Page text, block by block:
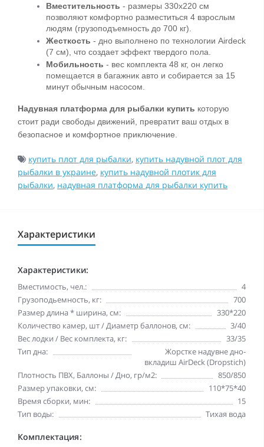
Вместительность - размеры 330x220 см
позволяют комфортно разместиться 4 взрослым
людям (грузоподъемность до 700 кг).
Жесткость - дно выполнено по технологии Airdeck
(7 см), что создает эффект твердого пола.
Мобильность - вес комплекта 48 кг, он легко
помещается в багажник авто и собирается за 15
минут обычным насосом.
Надувная платформа для рыбалки купить которую
стоит ради свободы движений, превратит ваш отдых в
безопасное и комфортное приключение.
купить плот для рыбалки, купить надувной плот для
рыбалки в украине, купить надувной плотик для
рыбалки, надувная платформа для рыбалки купить
Характеристики
Характеристики:
Вместимость, чел.:
4
Грузоподьемность, кг:
700
Размер длина * ширина, см:
330*220
Количество камер, шт / Диаметр баллонов, см:
3/40
Вес лодки / Вес комплекта, кг:
33/35
Тип дна:
Жорстке надувне дно-
вкладиш AirDeck (Dropstich)
Плотность ПВХ, Баллоны / Дно, гр/м2:
850/850
Размер упаковки, см:
110*75*40
Время сборки, мин:
15
Тип воды:
Тихая вода
Комплектация: